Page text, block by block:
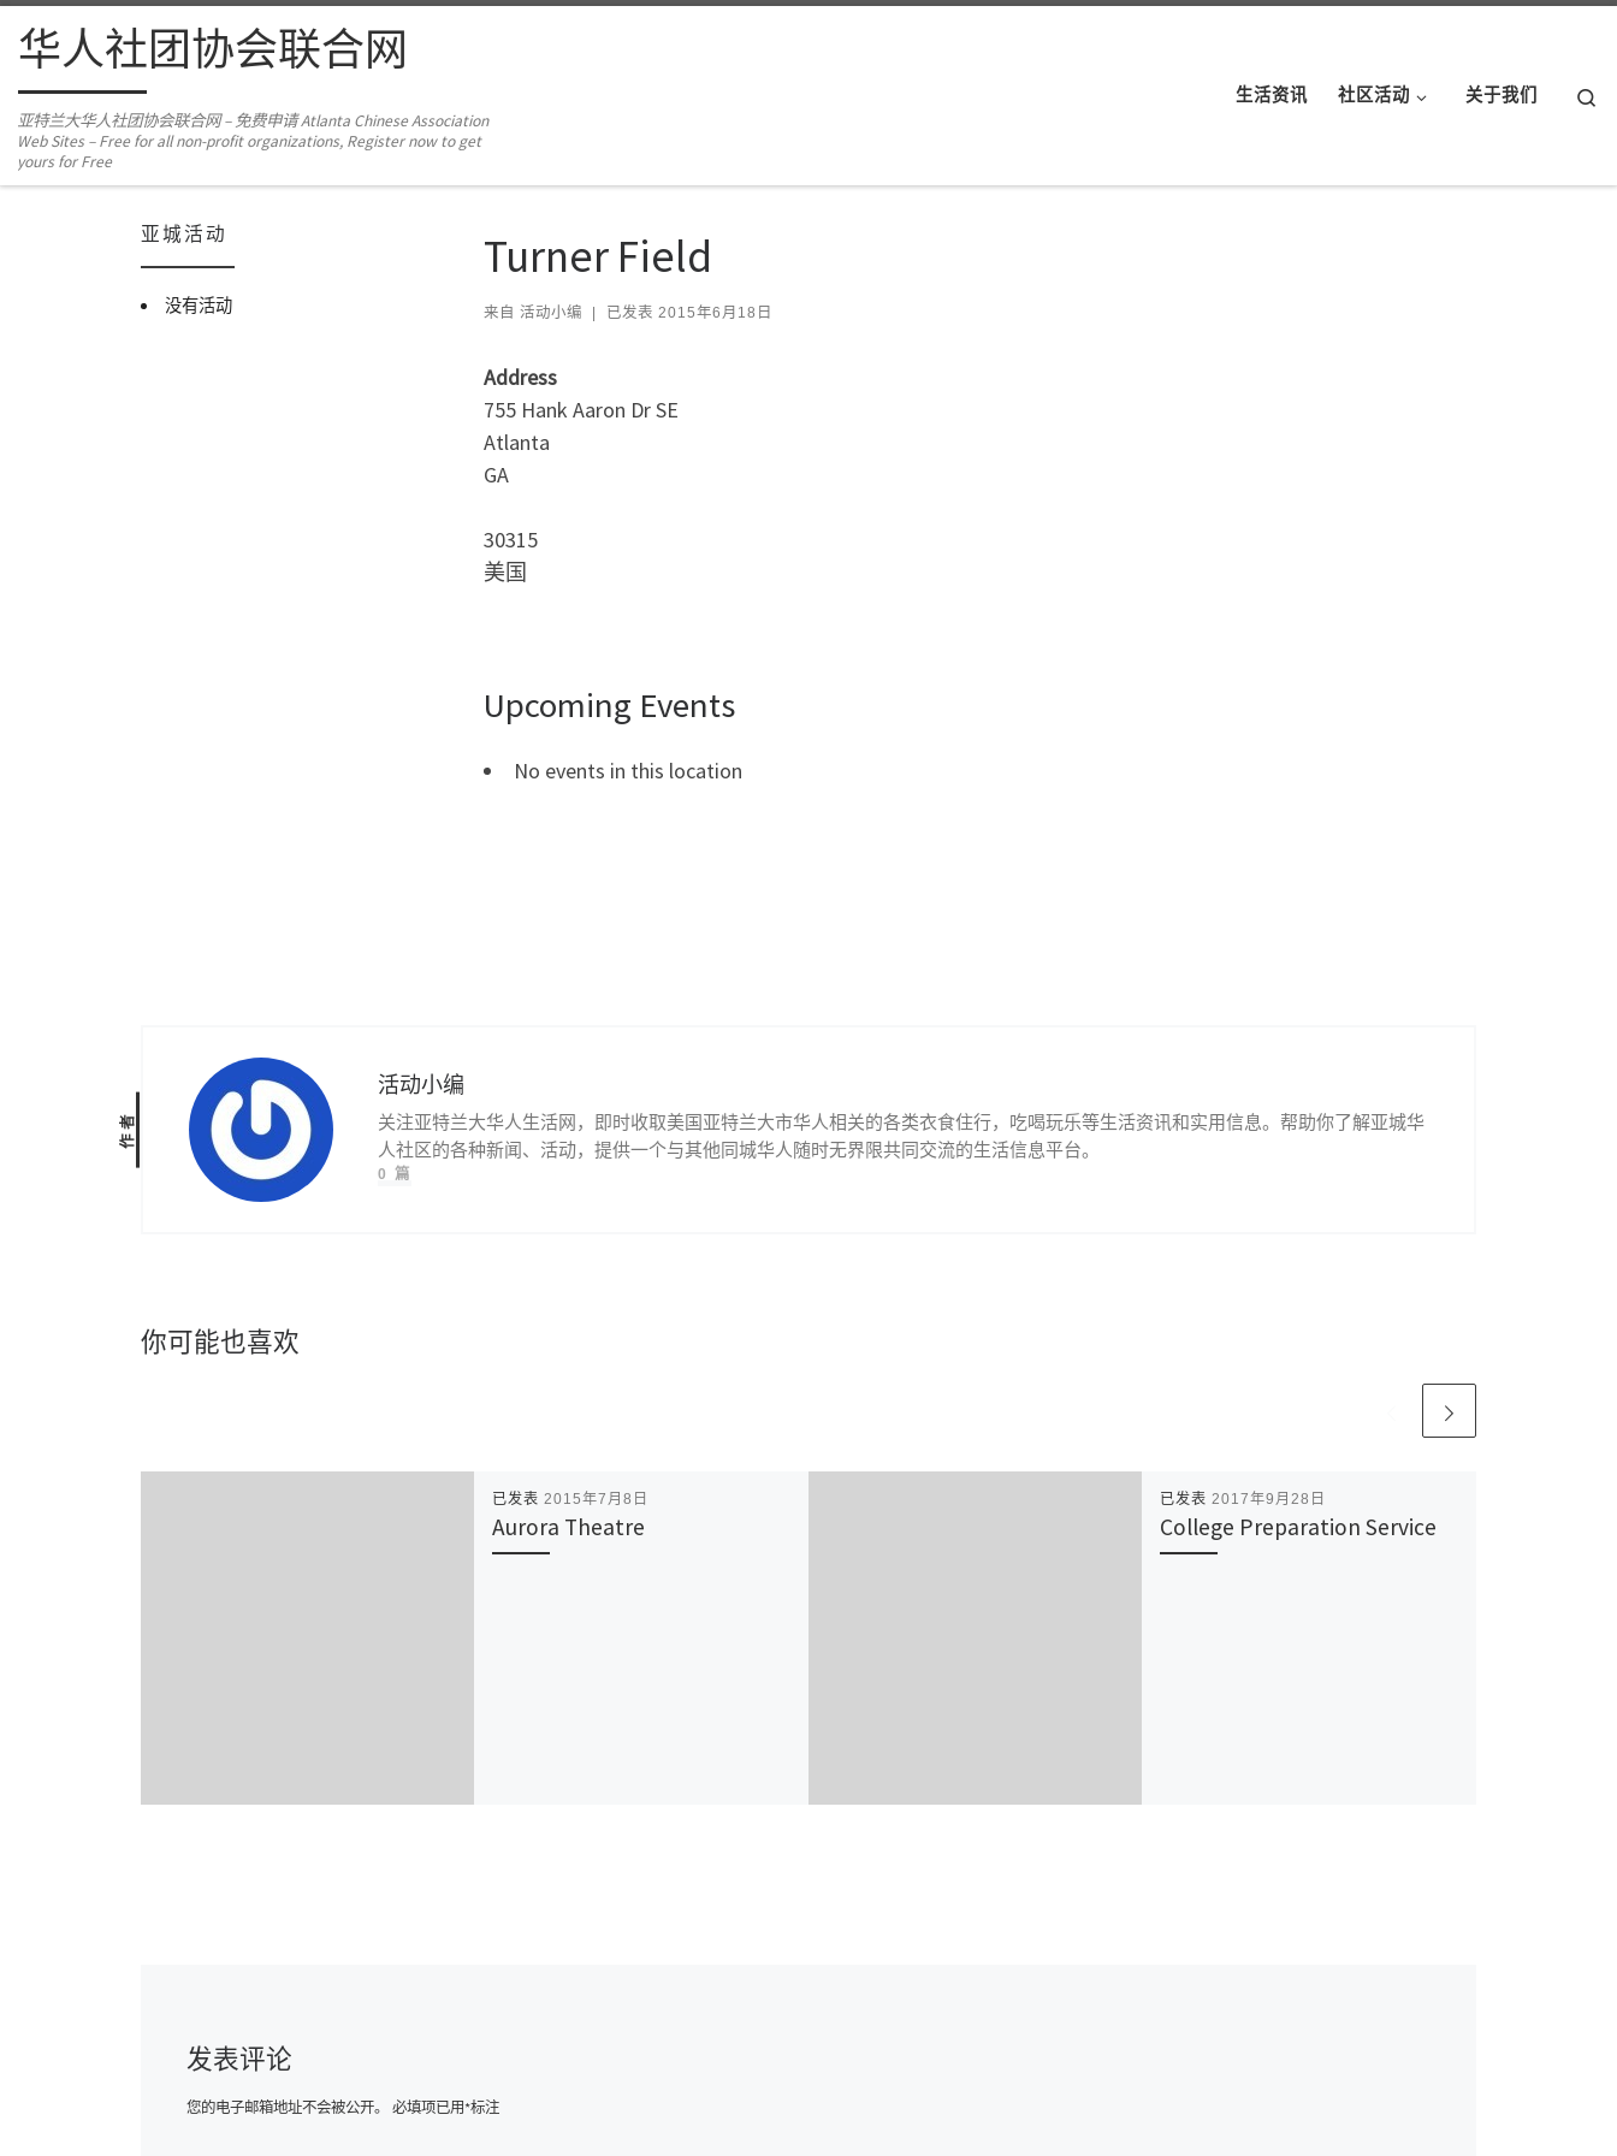
Skip to content
华人社团协会联合网
亚特兰大华人社团协会联合网 – 免费申请 Atlanta Chinese Association
Web Sites – Free for all non-profit organizations, Register now to get
yours for Free
生活资讯 社区活动 关于我们
Turner Field
来自 活动小编 已发表 2015年6月18日
Address
755 Hank Aaron Dr SE
Atlanta
GA
30315
美国
Upcoming Events
No events in this location
作者
活动小编
关注亚特兰大华人生活网，即时收取美国亚特兰大市华人相关的各类衣食住行，吃喝玩乐等生活资讯和实用信息。帮助你了解亚城华
人社区的各种新闻、活动，提供一个与其他同城华人随时无界限共同交流的生活信息平台。
0 篇
你可能也喜欢
已发表 2015年7月8日
Aurora Theatre
已发表 2017年9月28日
College Preparation Service
发表评论
您的电子邮箱地址不会被公开。 必填项已用*标注
亚城活动
没有活动